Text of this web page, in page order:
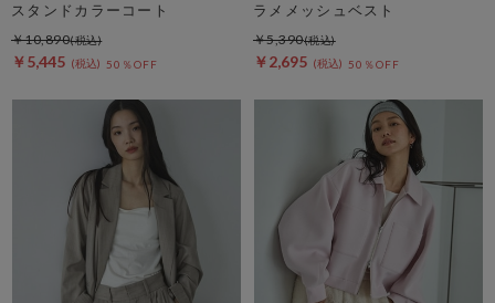
スタンドカラーコート
￥5,445 50％OFF
￥10,890
ラメメッシュベスト
￥2,695 50％OFF
￥5,390